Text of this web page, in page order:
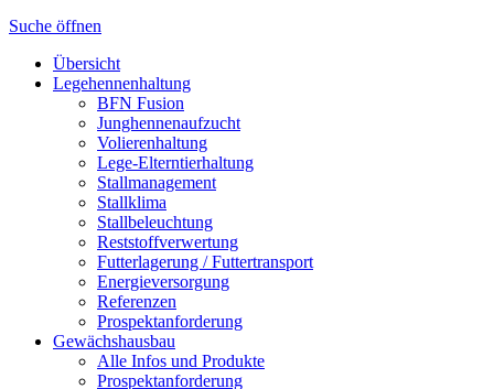
Suche öffnen
Übersicht
Legehennenhaltung
BFN Fusion
Junghennenaufzucht
Volierenhaltung
Lege-Elterntierhaltung
Stallmanagement
Stallklima
Stallbeleuchtung
Reststoffverwertung
Futterlagerung / Futtertransport
Energieversorgung
Referenzen
Prospektanforderung
Gewächshausbau
Alle Infos und Produkte
Prospektanforderung